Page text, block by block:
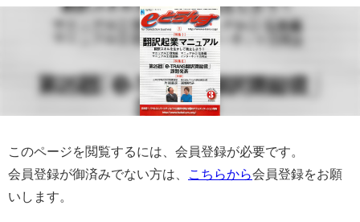
このページを閲覧するには、会員登録が必要です。
会員登録が御済みでない方は、
こちらから会員登録をお願
いします。